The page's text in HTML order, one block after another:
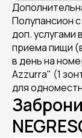
Полупансион
доп. услугами
приема пищи
в день на
Azzurra" (1
для